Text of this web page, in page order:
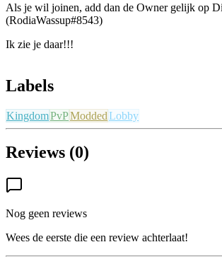
Als je wil joinen, add dan de Owner gelijk op
(RodiaWassup#8543)
Ik zie je daar!!!
Labels
KingdomPvPModdedLobby
Reviews (0)
Nog geen reviews
Wees de eerste die een review achterlaat!